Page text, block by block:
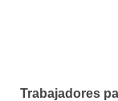
Trabajadores